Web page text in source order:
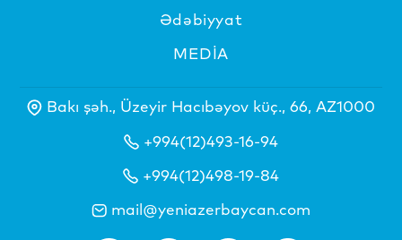
Ədəbiyyat
MEDİA
Bakı şəh., Üzeyir Hacıbəyov küç., 66, AZ1000
+994(12)493-16-94
+994(12)498-19-84
mail@yeniazerbaycan.com